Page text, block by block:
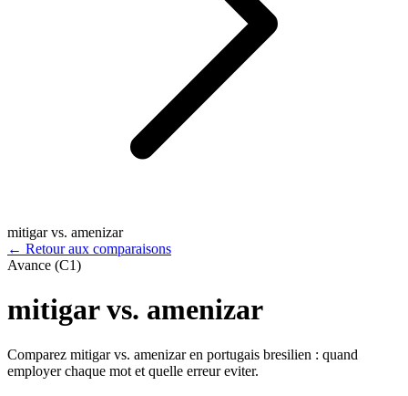
mitigar vs. amenizar
← Retour aux comparaisons
Avance (C1)
mitigar vs. amenizar
Comparez mitigar vs. amenizar en portugais bresilien : quand
employer chaque mot et quelle erreur eviter.